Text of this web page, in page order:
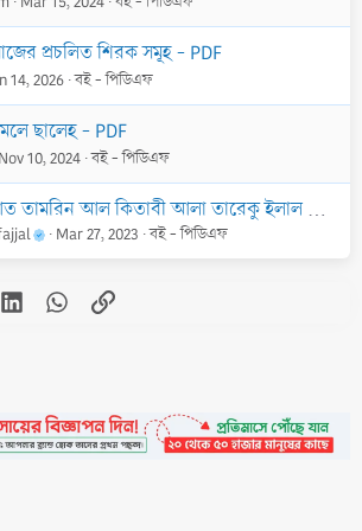
প্রচলিত শিরক সমূহ - PDF
14, 2026 বই - পিডিএফ
ছালেহ - PDF
Nov 10, 2024 বই - পিডিএফ
আল কিতাবী আলা তারেকু ইলাল আরাবীয়াহ - PDF
Mar 27, 2023 বই - পিডিএফ
LinkedInWhatsApp
Link